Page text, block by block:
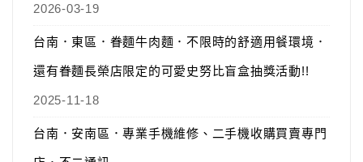
2026-03-19
台南．東區．眷麵牛肉麵．不限時的舒適用餐環境．
還有眷麵長榮店限定的可愛史努比盲盒抽獎活動!!
2025-11-18
台南．安南區．專業手機維修、二手機收購買賣專門